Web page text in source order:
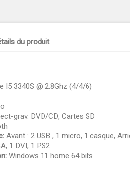
du produit
I5 3340S @ 2.8Ghz (4/4/6)
grav. DVD/CD, Cartes SD
Avant : 2 USB , 1 micro, 1 casque,
1 DVI, 1 PS2
Windows 11 home 64 bits